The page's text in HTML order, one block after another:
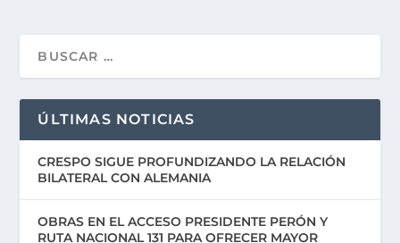
ÚLTIMAS NOTICIAS
CRESPO SIGUE PROFUNDIZANDO LA RELACIÓN
BILATERAL CON ALEMANIA
OBRAS EN EL ACCESO PRESIDENTE PERÓN Y
RUTA NACIONAL 131 PARA OFRECER MAYOR